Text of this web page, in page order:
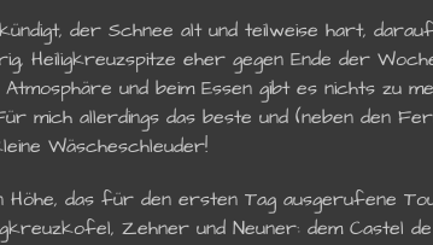
der Schnee alt und teilweise hart,
Heiligkreuzspitze eher gegen Ende der
und beim Essen gibt es nichts zu
mich allerdings das beste und (neben den
Wäscheschleuder!
das für den ersten Tag ausgerufene
Zehner und Neuner: dem Castel